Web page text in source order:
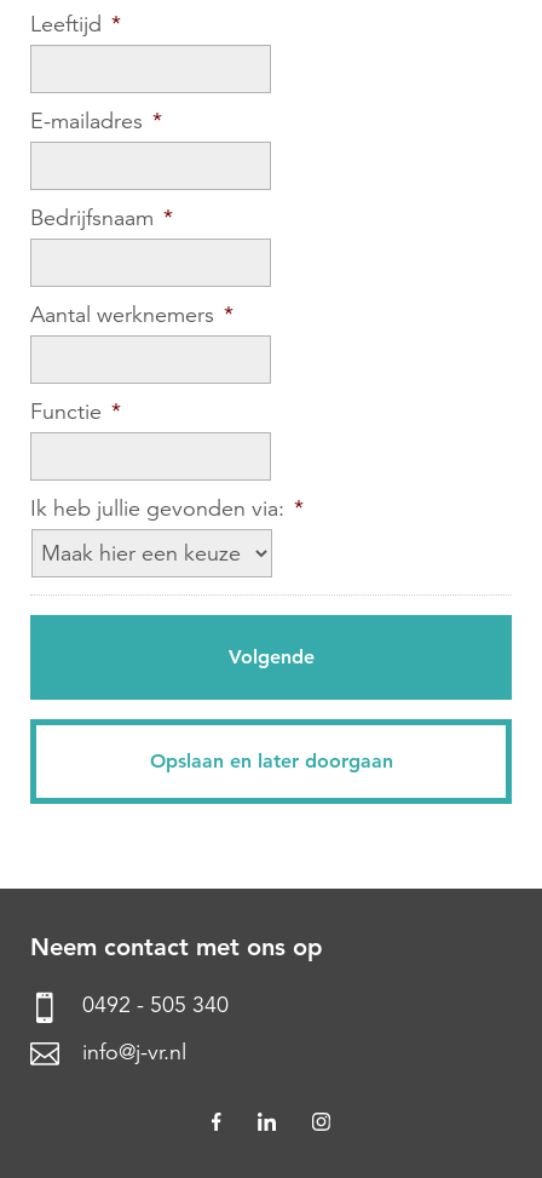
Leeftijd *
E-mailadres *
Bedrijfsnaam *
Aantal werknemers *
Functie *
Ik heb jullie gevonden via: *
Neem contact met ons op
0492 - 505 340
info@j-vr.nl